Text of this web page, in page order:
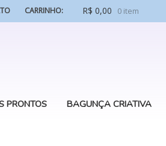
CARRINHO: R$ 0,00 0 item
PRONTOS
BAGUNÇA CRIATIVA